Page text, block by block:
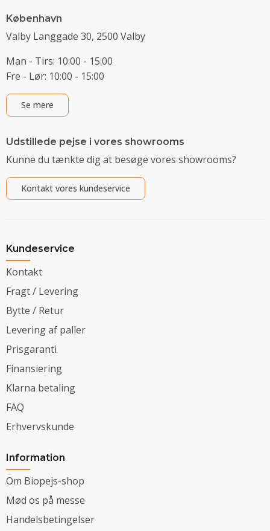
København
Valby Langgade 30, 2500 Valby
Man - Tirs: 10:00 - 15:00
Fre - Lør: 10:00 - 15:00
Se mere
Udstillede pejse i vores showrooms
Kunne du tænkte dig at besøge vores showrooms?
Kontakt vores kundeservice
Kundeservice
Kontakt
Fragt / Levering
Bytte / Retur
Levering af paller
Prisgaranti
Finansiering
Klarna betaling
FAQ
Erhvervskunde
Information
Om Biopejs-shop
Mød os på messe
Handelsbetingelser